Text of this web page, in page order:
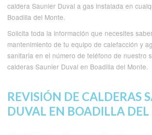
caldera Saunier Duval a gas instalada en
Boadilla del Monte.
Solicita toda la información que necesites
mantenimiento de tu equipo de calefacción y
sanitaria en el número de teléfono de nuestro
calderas Saunier Duval en Boadilla del Monte.
REVISIÓN DE CALDERAS
DUVAL EN BOADILLA